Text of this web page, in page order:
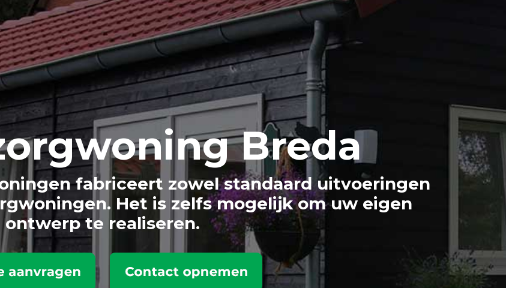
woning Breda
fabriceert zowel standaard uitvoeringen
Het is zelfs mogelijk om uw eigen
ontwerp te realiseren.